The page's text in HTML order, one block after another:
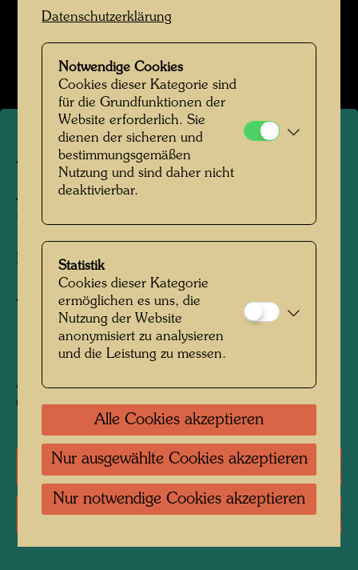
ARCH 71/II
ABGEORDNETENHAUS
"LANGER EUGEN"
Fassadendesign,
Aquarell
Aquarell und Tinte auf einer Faxkopie des
Gebäudes
Literatur: Monographien
Literatur: Magazine, Zeitschriften
Datenschutzerklärung
Notwendige Cookies
Cookies dieser Kategorie sind
für die Grundfunktionen der
Website erforderlich. Sie
dienen der sicheren und
bestimmungsgemäßen
Nutzung und sind daher nicht
deaktivierbar.
Statistik
Cookies dieser Kategorie
ermöglichen es uns, die
Nutzung der Website
anonymisiert zu analysieren
und die Leistung zu messen.
Alle Cookies akzeptieren
Nur ausgewählte Cookies akzeptieren
Nur notwendige Cookies akzeptieren